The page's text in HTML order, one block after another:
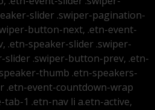
slider .swiper-pagination-
button-next, .etn-event-
.etn-speaker-slider .swiper-
slider .swiper-button-prev, .etn-
thumb .etn-speakers-
.etn-event-countdown-wrap
1 .etn-nav li a.etn-active,